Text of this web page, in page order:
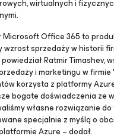
wirtualnych i
Microsoft Office 365 to
sprzedaży w historii
Ratmir Timashev,
i marketingu w firmie
korzysta z platformy
bogate doświadczenia ze
własne rozwiązanie
specjalnie z myślą o
Azure – dodał.